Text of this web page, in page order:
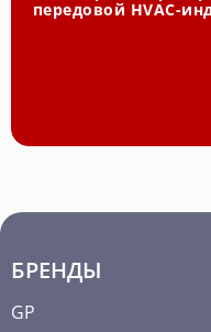
передовой HVAC-
БРЕНДЫ
GP